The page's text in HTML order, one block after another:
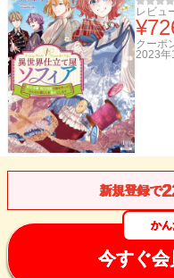
レビュ
¥
クーポ
2023年
新規登録で
かん
今すぐ会